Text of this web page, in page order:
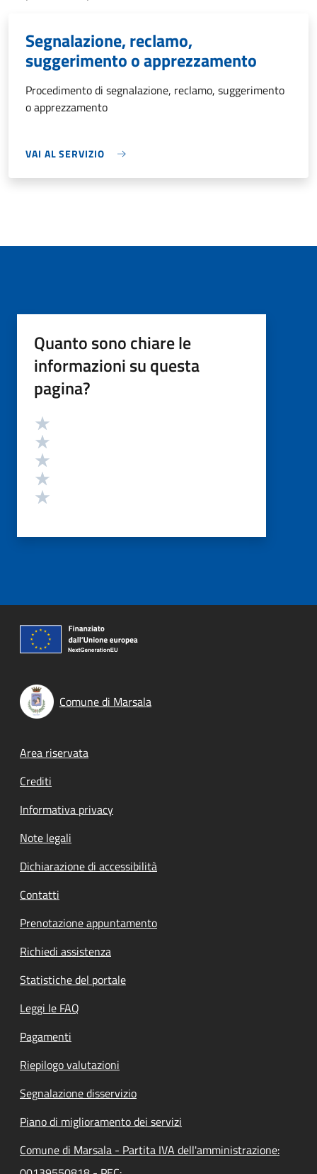
Segnalazione, reclamo,
suggerimento o apprezzamento
Procedimento di segnalazione, reclamo, suggerimento
o apprezzamento
VAI AL SERVIZIO
Quanto sono chiare le
informazioni su questa
pagina?
Valutazione
Comune di Marsala
Footer menu
Area riservata
Crediti
Informativa privacy
Note legali
Dichiarazione di accessibilità
Contatti
Prenotazione appuntamento
Richiedi assistenza
Statistiche del portale
Leggi le FAQ
Pagamenti
Riepilogo valutazioni
Segnalazione disservizio
Piano di miglioramento dei servizi
Comune di Marsala - Partita IVA dell'amministrazione: